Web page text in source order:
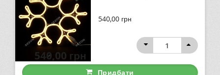
540,00 грн
540,00 грн
Придбати